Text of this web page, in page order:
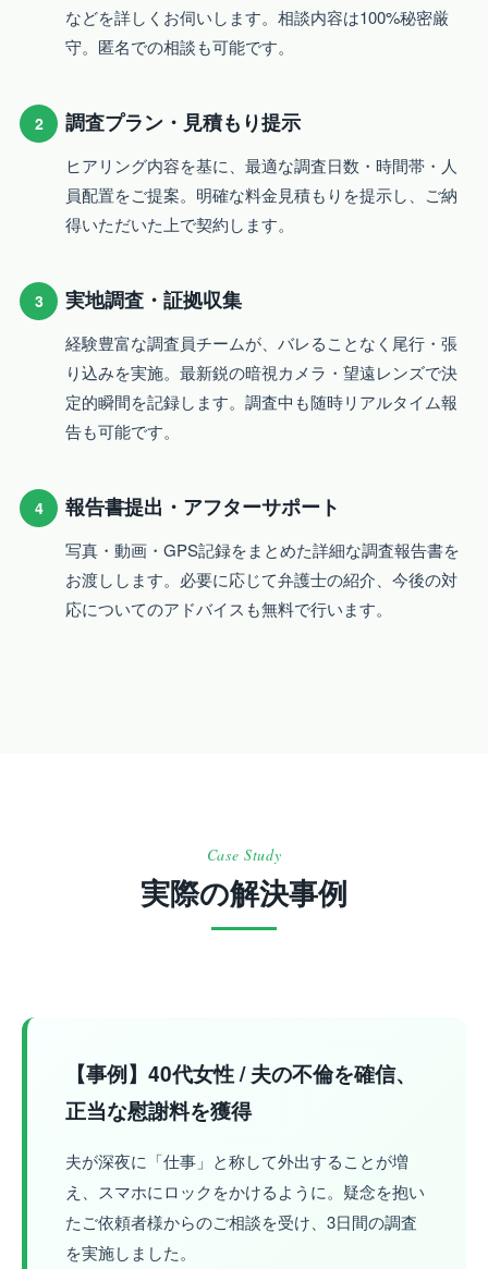
などを詳しくお伺いします。相談内容は100%秘密厳
守。匿名での相談も可能です。
2 調査プラン・見積もり提示
ヒアリング内容を基に、最適な調査日数・時間帯・人
員配置をご提案。明確な料金見積もりを提示し、ご納
得いただいた上で契約します。
3 実地調査・証拠収集
経験豊富な調査員チームが、バレることなく尾行・張
り込みを実施。最新鋭の暗視カメラ・望遠レンズで決
定的瞬間を記録します。調査中も随時リアルタイム報
告も可能です。
4 報告書提出・アフターサポート
写真・動画・GPS記録をまとめた詳細な調査報告書を
お渡しします。必要に応じて弁護士の紹介、今後の対
応についてのアドバイスも無料で行います。
Case Study
実際の解決事例
【事例】40代女性 / 夫の不倫を確信、
正当な慰謝料を獲得
夫が深夜に「仕事」と称して外出することが増
え、スマホにロックをかけるように。疑念を抱い
たご依頼者様からのご相談を受け、3日間の調査
を実施しました。